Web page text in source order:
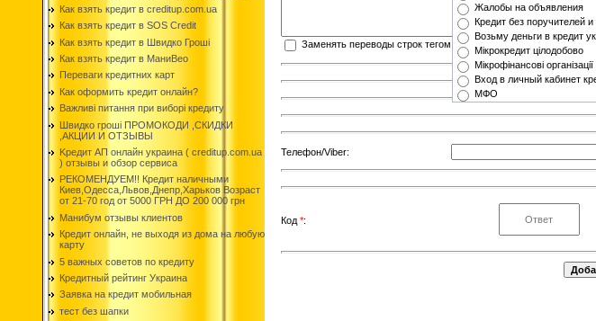
Как взять кредит в creditup.com.ua
Как взять кредит в SOS Credit
Как взять кредит в Швидко Гроші
Как взять кредит в МаниВео
Переваги кредитних карт
Как оформить кредит онлайн?
Важливі питання при виборі кредиту
Швидко гроші ПРОМОКОДИ ,СКИДКИ
,АКЦИИ И ОТЗЫВЫ
Kредит АП онлайн украина ( creditup.com.ua
) отзывы и обзор сервиса
РЕКОМЕНДУЕМ!! Кредит наличными
Киев,Одесса,Львов,Днепр,Харьков Возраст
от 21-70 год от 5000 ГРН ДО 200 000 грн
Манибум отзывы клиентов
Кредит онлайн, не выходя из дома на любую
карту
5 важных советов по кредиту
Кредитный рейтинг Украина
Заявка на кредит мобильная
тест без шапки
Жалобы на объявления
Кредит без поручителей
Возьму деньги в кредит
Мікрокредит цілодобово
Мікрофінансові
Вход в личный кабинет
МФО
Заменять переводы строк тегом <BR>
Телефон/Viber:
Код *: